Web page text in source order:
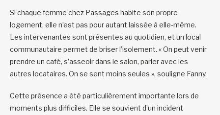
Si chaque femme chez Passages habite son propre
logement, elle n’est pas pour autant laissée à elle-même.
Les intervenantes sont présentes au quotidien, et un local
communautaire permet de briser l’isolement. « On peut venir
prendre un café, s’asseoir dans le salon, parler avec les
autres locataires. On se sent moins seules », souligne Fanny.
Cette présence a été particulièrement importante lors de
moments plus difficiles. Elle se souvient d’un incident